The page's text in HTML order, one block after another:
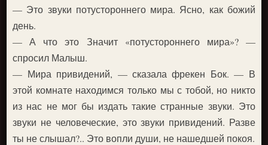
— Это звуки потустороннего мира. Ясно, как божий
день.
— А что это Значит «потустороннего мира»? —
спросил Малыш.
— Мира привидений, — сказала фрекен Бок. — В
этой комнате находимся только мы с тобой, но никто
из нас не мог бы издать такие странные звуки. Это
звуки не человеческие, это звуки привидений. Разве
ты не слышал?.. Это вопли души, не нашедшей покоя.